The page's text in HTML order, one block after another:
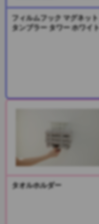
フィルムフック マグネット
タンブラー タワー ホワイト
タオルホルダー